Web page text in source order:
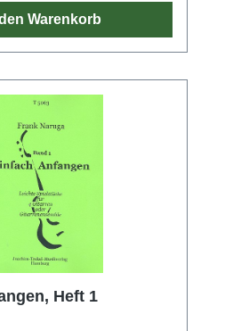
den Warenkorb
Heft 1